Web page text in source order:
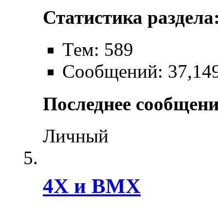
Статистика
Тем: 589
Сообщений:
Последнее
Личный
4X и BMX